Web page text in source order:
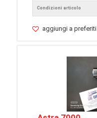
Condizioni articolo
aggiungi a preferiti